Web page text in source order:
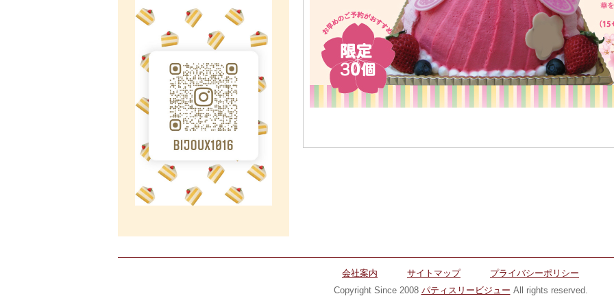
会社案内 サイトマップ
プライバシーポリシー
Copyright Since 2008 パティスリービジュー All rights reserved.